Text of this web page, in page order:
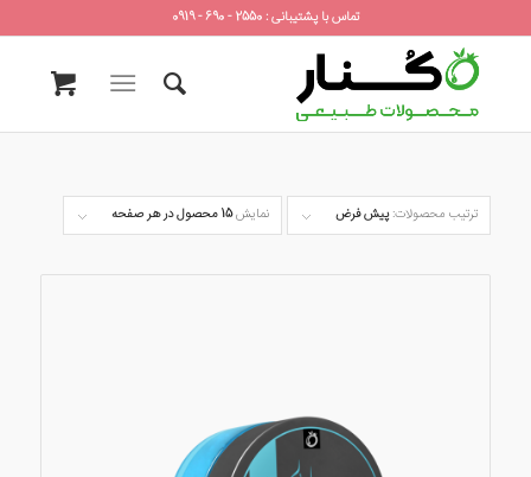
تماس با پشتیبانی : 2550 - 690 - 0919
ترتیب محصولات:پیش فرض نمایش15 محصول در هر صفحه